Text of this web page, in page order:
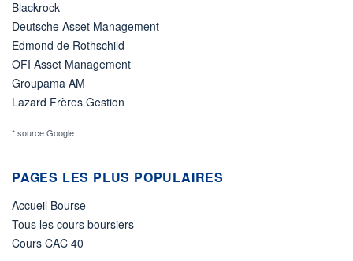
Blackrock
Deutsche Asset Management
Edmond de Rothschild
OFI Asset Management
Groupama AM
Lazard Frères Gestion
* source Google
PAGES LES PLUS POPULAIRES
Accueil Bourse
Tous les cours boursiers
Cours CAC 40